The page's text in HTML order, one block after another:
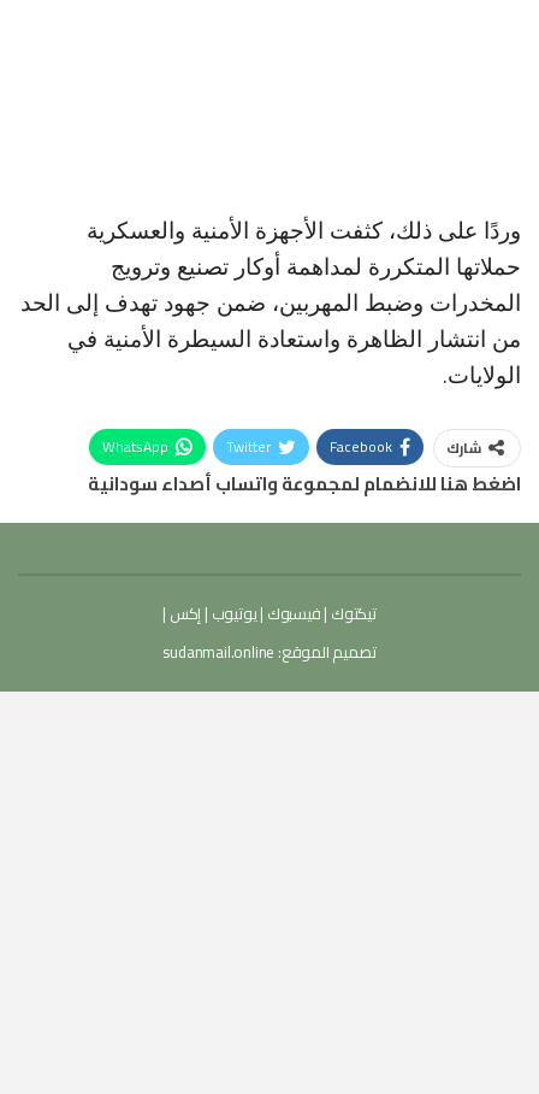
وردًا على ذلك، كثفت الأجهزة الأمنية والعسكرية
حملاتها المتكررة لمداهمة أوكار تصنيع وترويج
المخدرات وضبط المهربين، ضمن جهود تهدف إلى الحد
من انتشار الظاهرة واستعادة السيطرة الأمنية في
الولايات.
شارك Facebook
Twitter
WhatsApp
اضغط هنا للانضمام لمجموعة واتساب أصداء سودانية
تيكتوك |فيسبوك |يوتيوب | إكس |
تصميم الموقع: sudanmail.online